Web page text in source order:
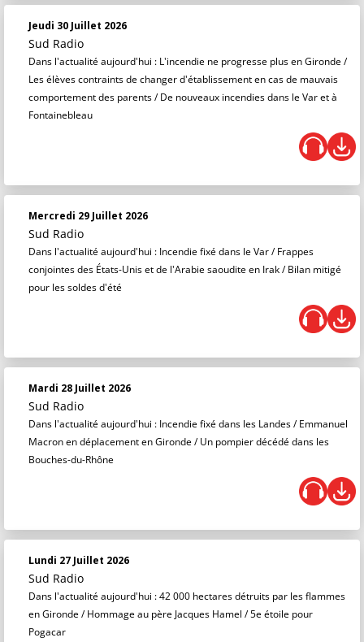
Jeudi 30 Juillet 2026
Sud Radio
Dans l'actualité aujourd'hui : L'incendie ne progresse plus en Gironde /
Les élèves contraints de changer d'établissement en cas de mauvais
comportement des parents / De nouveaux incendies dans le Var et à
Fontainebleau
Mercredi 29 Juillet 2026
Sud Radio
Dans l'actualité aujourd'hui : Incendie fixé dans le Var / Frappes
conjointes des États-Unis et de l'Arabie saoudite en Irak / Bilan mitigé
pour les soldes d'été
Mardi 28 Juillet 2026
Sud Radio
Dans l'actualité aujourd'hui : Incendie fixé dans les Landes / Emmanuel
Macron en déplacement en Gironde / Un pompier décédé dans les
Bouches-du-Rhône
Lundi 27 Juillet 2026
Sud Radio
Dans l'actualité aujourd'hui : 42 000 hectares détruits par les flammes
en Gironde / Hommage au père Jacques Hamel / 5e étoile pour
Pogacar